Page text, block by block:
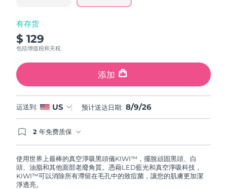
有存货
$ 129
包括增值税和关税
添加
运送到: US 预计送达日期: 8/9/26
2 年免费质保
使用世界上最棒的真空淨吸黑頭儀KIWI™，擺脫頑固黑頭、白
頭、油脂和其他面部老廢角質。憑藉LED藍光和真空淨吸科技，
KIWI™可以消除所有滯留在毛孔中的致痘菌，讓您的肌膚更加潔
淨透亮。
斯洛文尼亚
韩国 8/9/26
西班牙 预计送达日期
瑞典
瑞士 预计送达日期 8/7/26
台湾 预计送达日期8/12/26